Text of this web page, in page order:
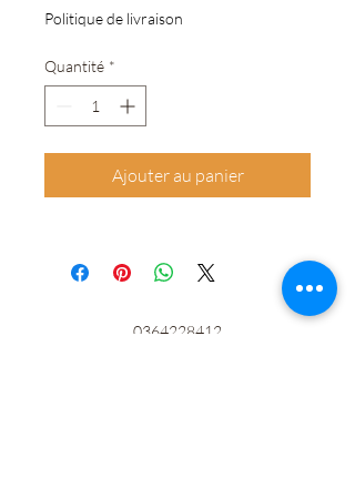
Politique de livraison
Quantité *
Ajouter au panier
0364228412